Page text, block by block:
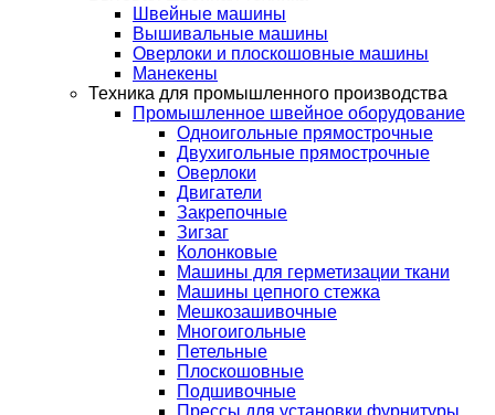
Швейные машины
Вышивальные машины
Оверлоки и плоскошовные машины
Манекены
Техника для промышленного производства
Промышленное швейное оборудование
Одноигольные прямострочные
Двухигольные прямострочные
Оверлоки
Двигатели
Закрепочные
Зигзаг
Колонковые
Машины для герметизации ткани
Машины цепного стежка
Мешкозашивочные
Многоигольные
Петельные
Плоскошовные
Подшивочные
Прессы для установки фурнитуры